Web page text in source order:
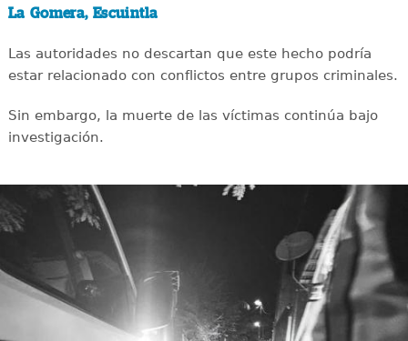
La Gomera, Escuintla
Las autoridades no descartan que este hecho podría
estar relacionado con conflictos entre grupos criminales.
Sin embargo, la muerte de las víctimas continúa bajo
investigación.